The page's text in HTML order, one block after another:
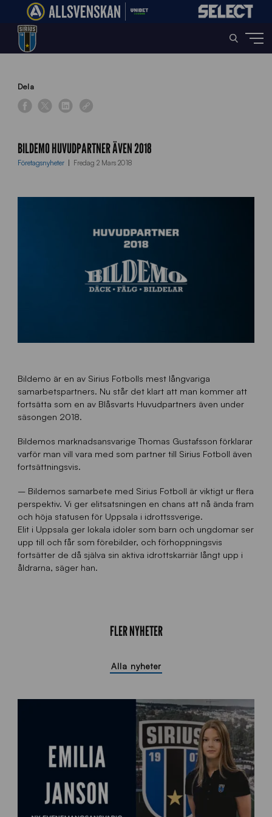
Home»
Dela
BILDEMO HUVUDPARTNER ÄVEN 2018
Företagsnyheter Fredag 2 Mars 2018
Bildemo är en av Sirius Fotbolls mest långvariga
samarbetspartners. Nu står det klart att man kommer att
fortsätta som en av Blåsvarts Huvudpartners även under
säsongen 2018.
Bildemos marknadsansvarige Thomas Gustafsson förklarar
varför man vill vara med som partner till Sirius Fotboll även
fortsättningsvis.
– Bildemos samarbete med Sirius Fotboll är viktigt ur flera
perspektiv. Vi ger elitsatsningen en chans att nå ända fram
och höja statusen för Uppsala i idrottssverige.
Elit i Uppsala ger lokala idoler som barn och ungdomar ser
upp till och får som förebilder, och förhoppningsvis
fortsätter de då själva sin aktiva idrottskarriär långt upp i
åldrarna, säger han.
FLER NYHETER
Alla nyheter